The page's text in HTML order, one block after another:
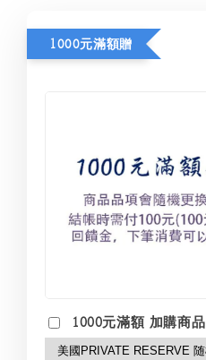
1000元滿額贈
1000元滿額 加購商品